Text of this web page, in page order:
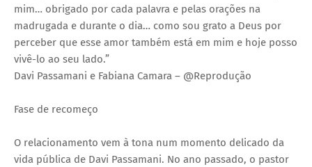
mim… obrigado por cada palavra e pelas orações na
madrugada e durante o dia… como sou grato a Deus por
perceber que esse amor também está em mim e hoje posso
vivê-lo ao seu lado.”
Davi Passamani e Fabiana Camara – @Reprodução
Fase de recomeço
O relacionamento vem à tona num momento delicado da
vida pública de Davi Passamani. No ano passado, o pastor